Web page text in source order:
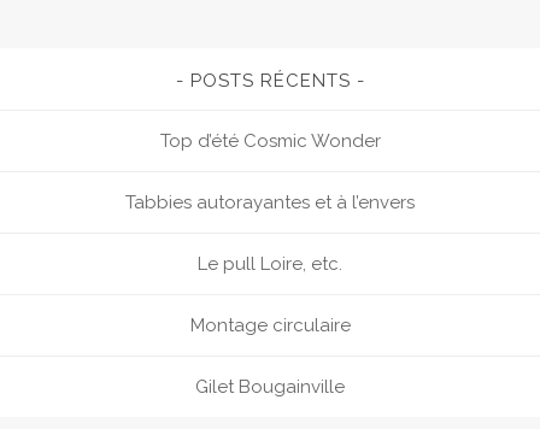
POSTS RÉCENTS
Top d’été Cosmic Wonder
Tabbies autorayantes et à l’envers
Le pull Loire, etc.
Montage circulaire
Gilet Bougainville